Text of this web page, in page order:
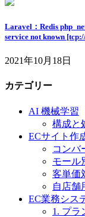
Laravel：Redis
service not known
2021年10月18日
カテゴリー
AI 機械学習
構成と
ECサイト作
コンバ
モール
客単価
自店舗
EC業務シス
1. プラ